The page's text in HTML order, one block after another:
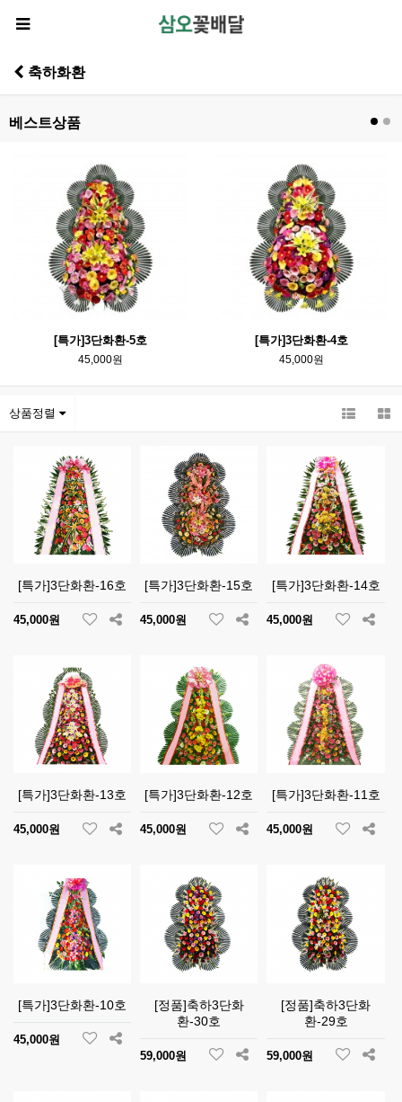
축하화환
베스트상품
[특가]3단화환-5호
45,000원
[특가]3단화환-4호
45,000원
상품정렬
[특가]3단화환-16호
45,000원
[특가]3단화환-15호
45,000원
[특가]3단화환-14호
45,000원
[특가]3단화환-13호
45,000원
[특가]3단화환-12호
45,000원
[특가]3단화환-11호
45,000원
[특가]3단화환-10호
45,000원
[정품]축하3단화
환-30호
59,000원
[정품]축하3단화
환-29호
59,000원